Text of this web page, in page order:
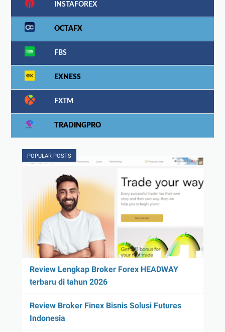
INSTAFOREX
OCTAFX
FBS
EXNESS
FXTM
TRADINGPRO
POPULAR POSTS
Review Lengkap Broker Forex HEADWAY
terbaru di tahun 2026
Review Broker Finex Bisnis Solusi Futures
Indonesia